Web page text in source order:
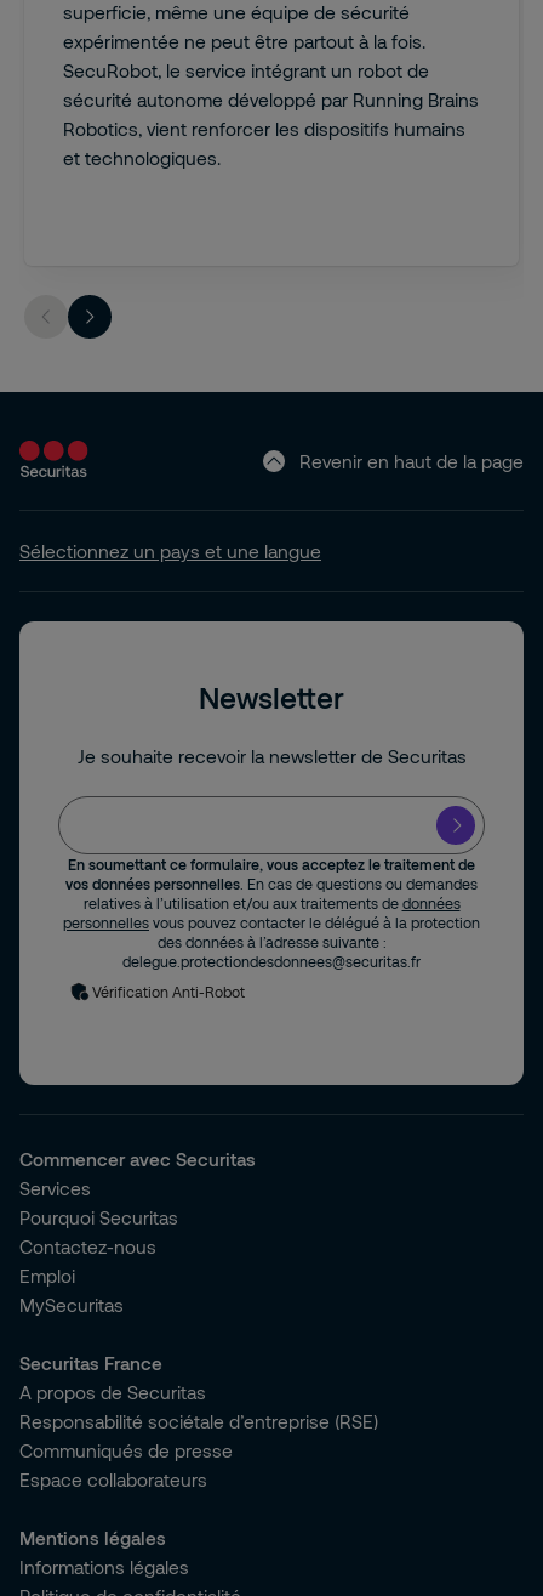
superficie, même une équipe de sécurité
expérimentée ne peut être partout à la fois.
SecuRobot, le service intégrant un robot de
sécurité autonome développé par Running Brains
Robotics, vient renforcer les dispositifs humains
et technologiques.
Revenir en haut de la page
Sélectionnez un pays et une langue
Newsletter
Je souhaite recevoir la newsletter de Securitas
En soumettant ce formulaire, vous acceptez le traitement de
vos données personnelles . En cas de questions ou demandes
relatives à l’utilisation et/ou aux traitements de données
personnelles vous pouvez contacter le délégué à la protection
des données à l’adresse suivante :
delegue.protectiondesdonnees@securitas.fr
Vérification Anti-Robot
Commencer avec Securitas
Services
Pourquoi Securitas
Contactez-nous
Emploi
MySecuritas
Securitas France
A propos de Securitas
Responsabilité sociétale d’entreprise (RSE)
Communiqués de presse
Espace collaborateurs
Mentions légales
Informations légales